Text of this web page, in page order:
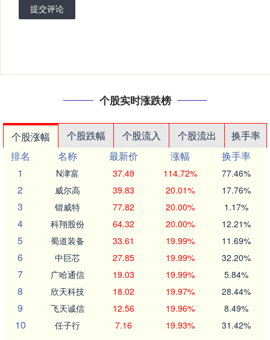
提交评论
个股实时涨跌榜
个股涨幅 个股跌幅 个股流入 个股流出
换手率
排名
名称 最新价 涨幅
换手率
1
N津富 37.49 114.72% 77.46%
2 威尔高 39.83 20.01% 17.76%
3 锴威特 77.82 20.00% 1.17%
4 科翔股份 64.32 20.00% 12.21%
5 蜀道装备 33.61 19.99% 11.69%
6 中巨芯 27.85 19.99% 32.20%
7 广哈通信 19.03 19.99% 5.84%
8 欣天科技 18.02 19.97% 28.44%
9 飞天诚信 12.56 19.96% 8.49%
10 任子行 7.16 19.93% 31.42%